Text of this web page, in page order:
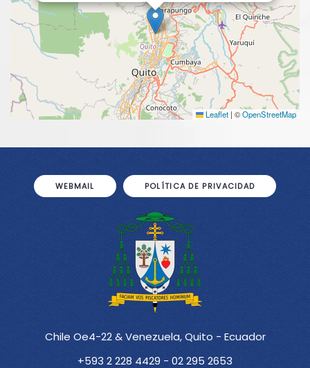
Leaflet | ©OpenStreetMap
WEBMAIL POLÍTICA DE PRIVACIDAD
Chile Oe4-22 & Venezuela, Quito - Ecuador
+593 2 228 4429 - 02 295 2653